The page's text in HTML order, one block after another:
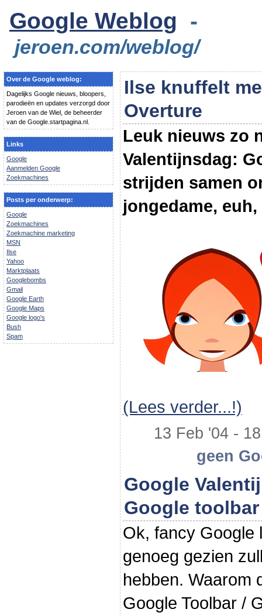
Google Weblog -
jeroen.com/weblog/
Over de Google weblog:
Dagelijks Google nieuws, bloopers,
parodieën en updates verzorgd door
Jeroen van de Wiel, de beheerder
van de Google.startpagina.nl.
Links
Google
Aanmelden Google
Zoekmachines
Posts per onderwerp:
Google
Zoekmachines
Zoekmachine marketing
MSN
Ilse
Yahoo
Marktplaats
Googlebombs
Gmail
Google Earth
Google Maps
Google logo's
Bush
Spam
Ilse knuffelt
Overture
Leuk nieuws zo
Valentijnsdag:
strijden samen
jongedame,
(Lees verder...!)
13 Feb '04 -
geen
Google
Google toolbar
Ok, fancy Google
genoeg gezien
hebben. Waarom
Google Toolbar /